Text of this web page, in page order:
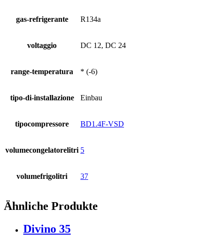
gas-refrigerante R134a
voltaggio DC 12, DC 24
range-temperatura * (-6)
tipo-di-installazione Einbau
tipocompressore BD1.4F-VSD
volumecongelatorelitri 5
volumefrigolitri 37
Ähnliche Produkte
Divino 35